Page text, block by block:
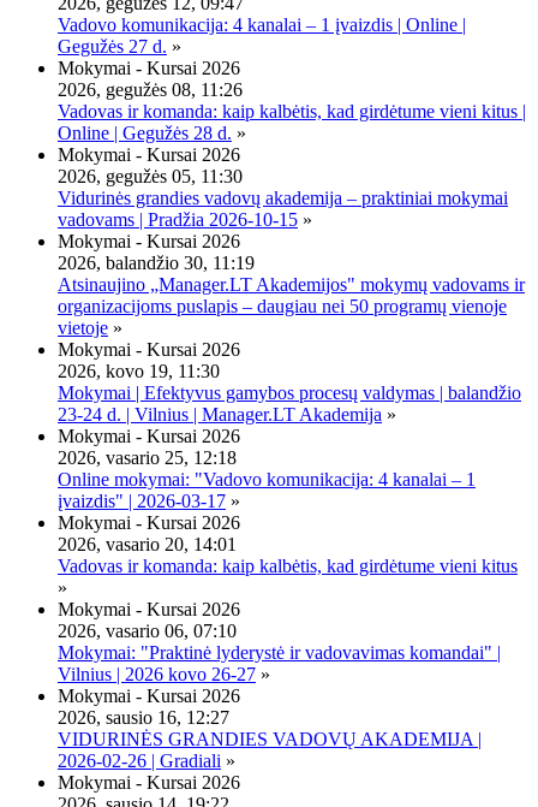
Vadovo komunikacija: 4 kanalai – 1 įvaizdis | Online |
Gegužės 27 d. »
Mokymai - Kursai 2026
2026, gegužės 08, 11:26
Vadovas ir komanda: kaip kalbėtis, kad girdėtume vieni kitus |
Online | Gegužės 28 d. »
Mokymai - Kursai 2026
2026, gegužės 05, 11:30
Vidurinės grandies vadovų akademija – praktiniai mokymai
vadovams | Pradžia 2026-10-15 »
Mokymai - Kursai 2026
2026, balandžio 30, 11:19
Atsinaujino „Manager.LT Akademijos" mokymų vadovams ir
organizacijoms puslapis – daugiau nei 50 programų vienoje
vietoje »
Mokymai - Kursai 2026
2026, kovo 19, 11:30
Mokymai | Efektyvus gamybos procesų valdymas | balandžio
23-24 d. | Vilnius | Manager.LT Akademija »
Mokymai - Kursai 2026
2026, vasario 25, 12:18
Online mokymai: "Vadovo komunikacija: 4 kanalai – 1
įvaizdis" | 2026-03-17 »
Mokymai - Kursai 2026
2026, vasario 20, 14:01
Vadovas ir komanda: kaip kalbėtis, kad girdėtume vieni kitus
»
Mokymai - Kursai 2026
2026, vasario 06, 07:10
Mokymai: "Praktinė lyderystė ir vadovavimas komandai" |
Vilnius | 2026 kovo 26-27 »
Mokymai - Kursai 2026
2026, sausio 16, 12:27
VIDURINĖS GRANDIES VADOVŲ AKADEMIJA |
2026-02-26 | Gradiali »
Mokymai - Kursai 2026